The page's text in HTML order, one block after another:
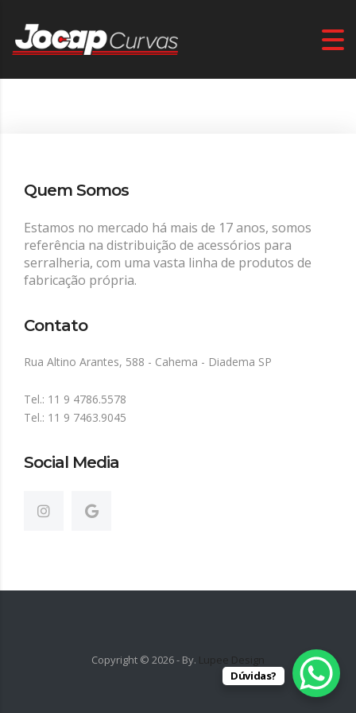
Quem Somos
Estamos no mercado há mais de 17 anos, somos
referência na distribuição de acessórios para
serralheria, com uma vasta linha de produtos de
fabricação própria.
Contato
Rua Altino Arantes, 588 - Cahema - Diadema SP
Tel.: 11 9 4786.5578
Tel.: 11 9 7463.9045
Social Media
Copyright © 2026- By. Lupee Design
Dúvidas?